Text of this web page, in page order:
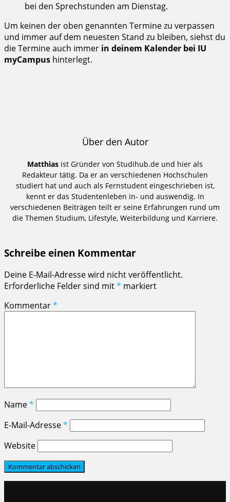
bei den Sprechstunden am Dienstag.
Um keinen der oben genannten Termine zu verpassen
und immer auf dem neuesten Stand zu bleiben, siehst du
die Termine auch immer in deinem Kalender bei IU
myCampus hinterlegt.
Über den Autor
Matthias ist Gründer von Studihub.de und hier als
Redakteur tätig. Da er an verschiedenen Hochschulen
studiert hat und auch als Fernstudent eingeschrieben ist,
kennt er das Studentenleben in- und auswendig. In
verschiedenen Beiträgen teilt er seine Erfahrungen rund um
die Themen Studium, Lifestyle, Weiterbildung und Karriere.
Schreibe einen Kommentar
Deine E-Mail-Adresse wird nicht veröffentlicht.
Erforderliche Felder sind mit* markiert
Kommentar*
Name*
E-Mail-Adresse*
Website